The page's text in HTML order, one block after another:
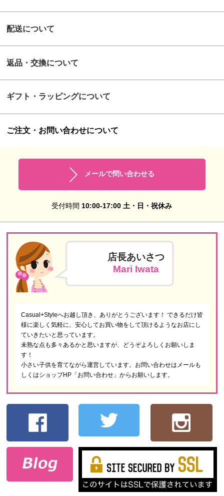
配送について
返品・交換について
ギフト・ラッピングについて
ご注文・お問い合わせについて
メールで問い合わせる
受付時間 10:00-17:00 土・日・祝休み
店長あいさつ
Mari Iwata
Casual+Styleへお越し頂き、ありがとうございます！ できるだけ皆
様に楽しく気軽に、安心してお買い物をして頂けるようなお店にし
ていきたいと思っています。
未熟な点も多々あるかと思いますが、どうぞよろしくお願いしま
す！
小さい子供を育てながら運営しています。お問い合わせはメールも
しくはショップHP「お問い合わせ」からお願いします。